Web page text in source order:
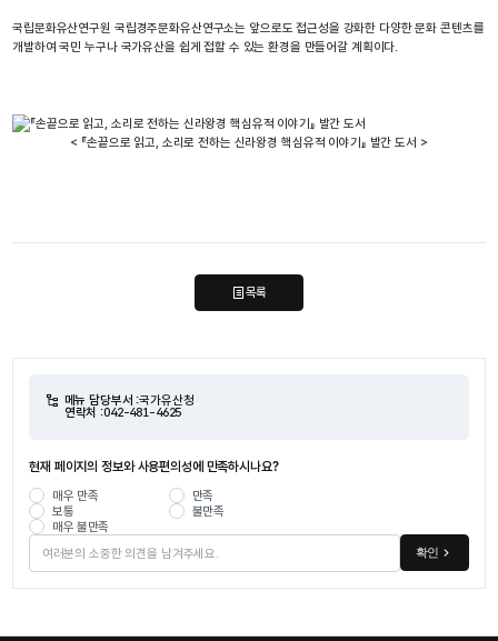
국립문화유산연구원 국립경주문화유산연구소는 앞으로도 접근성을 강화한 다양한 문화 콘텐츠를
개발하여 국민 누구나 국가유산을 쉽게 접할 수 있는 환경을 만들어갈 계획이다.
< 『손끝으로 읽고, 소리로 전하는 신라왕경 핵심유적 이야기』 발간 도서 >
목록
메뉴 담당부서 :국가유산청
연락처 :042-481-4625
현재 페이지의 정보와 사용편의성에 만족하시나요?
매우 만족
만족
보통
불만족
매우 불만족
확인